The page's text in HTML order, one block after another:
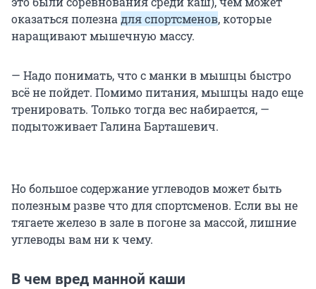
оказаться полезнадля спортсменов, которые
наращивают мышечную массу.
— Надо понимать, что с манки в мышцы быстро
всё не пойдет. Помимо питания, мышцы надо еще
тренировать. Только тогда вес набирается, —
подытоживает Галина Барташевич.
Но большое содержание углеводов может быть
полезным разве что для спортсменов. Если вы не
тягаете железо в зале в погоне за массой, лишние
углеводы вам ни к чему.
В чем вред манной каши